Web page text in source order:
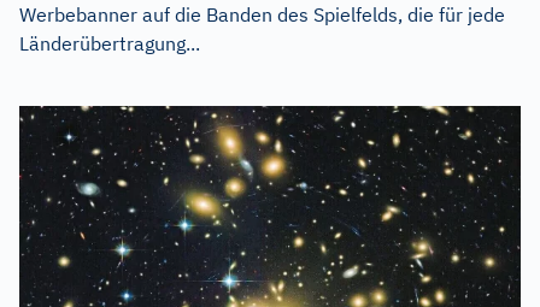
Werbebanner auf die Banden des Spielfelds, die für jede
Länderübertragung...